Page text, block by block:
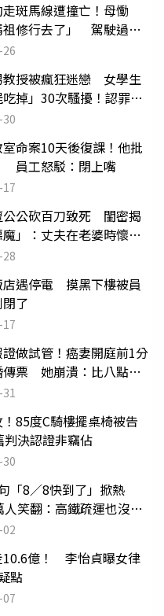
斑馬線遭撞亡！母慟
祖修行去了」 駕駛過失
教授被瘋狂迷戀 女學生
掉」30次騷擾！認罪免
命案10天後復課！他批
員工怒駁：閉上嘴
公公砍百刀致死 閨密揭
魔」：丈夫在老婆時懷孕
店遇停電 摸黑下樓被員
了
做試管！癌妻開庭前1分
傳票 她崩潰：比八點檔
85度C騎樓擺桌椅被告
判決認證非竊佔
「8／8快到了」掀熱
笑翻：高鐵疏運也沒列
10.6億！ 李怡貞曝女律
點